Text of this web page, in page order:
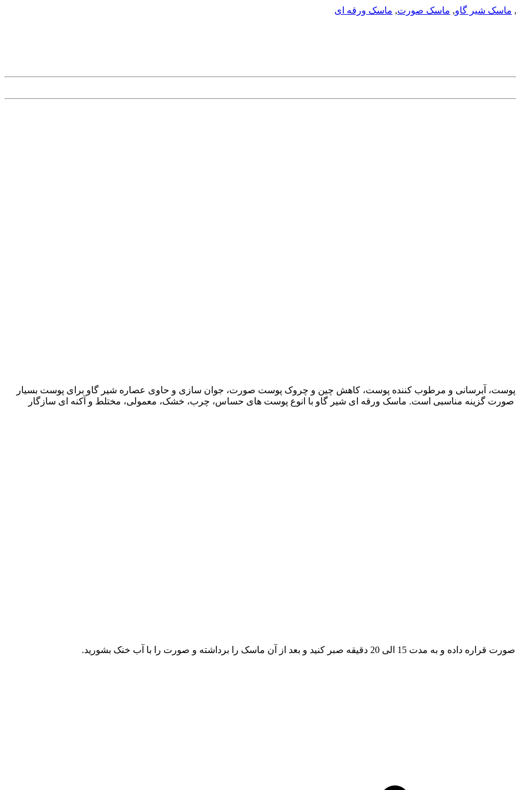
, ماسک شیر گاو, ماسک صورت, ماسک ورقه ای
پوست، آبرسانی و مرطوب کننده پوست، کاهش چین و چروک پوست صورت، جوان سازی و حاوی عصاره شیر گاو برای پوست بسیار
گزینه مناسبی است. ماسک ورقه ای شیر گاو با انوع پوست های حساس، چرب، خشک، معمولی، مختلط و آکنه ای سازگار
آن ماسک را برداشته و صورت را با آب خنک بشورید.